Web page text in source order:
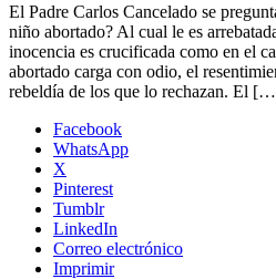
El Padre Carlos Cancelado se
niño abortado? Al cual le es
inocencia es crucificada como en el
abortado carga con odio, el
rebeldía de los que lo rechazan. El
Facebook
WhatsApp
X
Pinterest
Tumblr
LinkedIn
Correo electrónico
Imprimir